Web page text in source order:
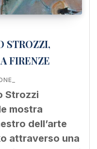
STROZZI,
FIRENZE
Strozzi
mostra
dell’arte
attraverso una